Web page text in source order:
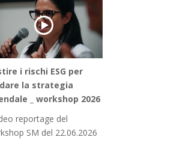
i rischi ESG per
la strategia
_ workshop 2026
reportage del
SM del 22.06.2026